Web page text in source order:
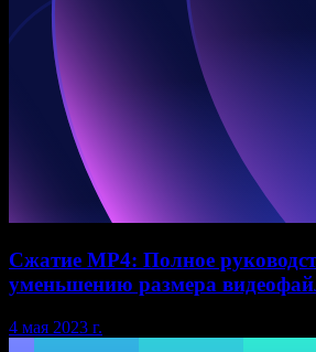
Сжатие MP4: Полное
уменьшению размера
4 мая 2023 г.